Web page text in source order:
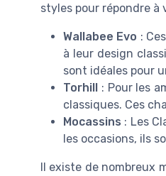
styles pour répondre à
Wallabee Evo :
à leur design
sont idéales pour
Torhill : Pour les
classiques. Ces
Mocassins : Les
les occasions, ils
Il existe de nombreux